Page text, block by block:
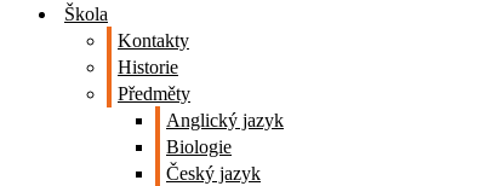
Škola
Kontakty
Historie
Předměty
Anglický jazyk
Biologie
Český jazyk